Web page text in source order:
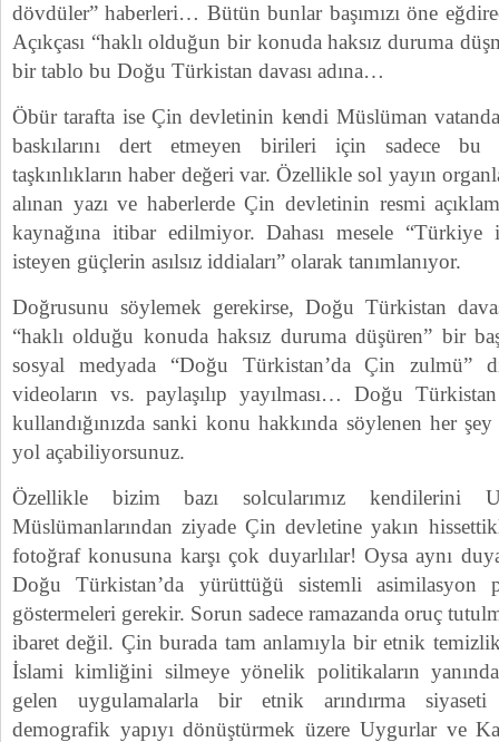
dövdüler” haberleri… Bütün bunlar başımızı öne
Açıkçası “haklı olduğun bir konuda haksız duruma
bir tablo bu Doğu Türkistan davası adına…
Öbür tarafta ise Çin devletinin kendi Müslüman
baskılarını dert etmeyen birileri için sadece bu
taşkınlıkların haber değeri var. Özellikle sol yayın
alınan yazı ve haberlerde Çin devletinin resmi
kaynağına itibar edilmiyor. Dahası mesele “Türkiye
isteyen güçlerin asılsız iddiaları” olarak tanımlanıyor.
Doğrusunu söylemek gerekirse, Doğu Türkistan
“haklı olduğu konuda haksız duruma düşüren” bir
sosyal medyada “Doğu Türkistan’da Çin zulmü”
videoların vs. paylaşılıp yayılması… Doğu
kullandığınızda sanki konu hakkında söylenen her şey
yol açabiliyorsunuz.
Özellikle bizim bazı solcularımız kendilerini
Müslümanlarından ziyade Çin devletine yakın
fotoğraf konusuna karşı çok duyarlılar! Oysa aynı
Doğu Türkistan’da yürüttüğü sistemli asimilasyon
göstermeleri gerekir. Sorun sadece ramazanda oruç
ibaret değil. Çin burada tam anlamıyla bir etnik
İslami kimliğini silmeye yönelik politikaların
gelen uygulamalarla bir etnik arındırma
demografik yapıyı dönüştürmek üzere Uygurlar ve